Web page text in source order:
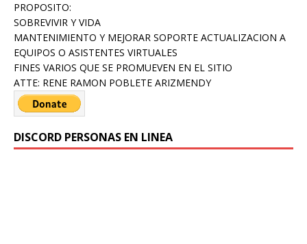
PROPOSITO:
SOBREVIVIR Y VIDA
MANTENIMIENTO Y MEJORAR SOPORTE ACTUALIZACION A
EQUIPOS O ASISTENTES VIRTUALES
FINES VARIOS QUE SE PROMUEVEN EN EL SITIO
ATTE: RENE RAMON POBLETE ARIZMENDY
DISCORD PERSONAS EN LINEA